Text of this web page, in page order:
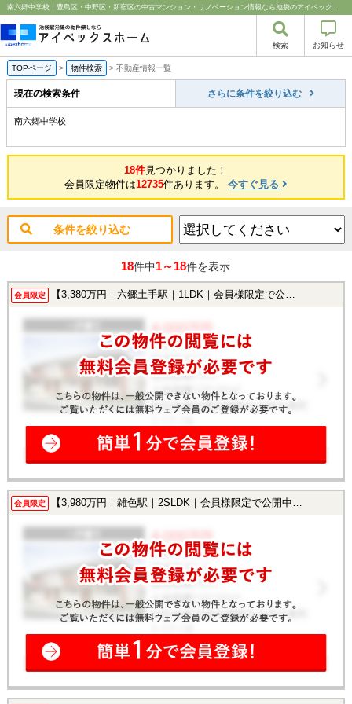
南六郷中学校｜豊島区・中野区・新宿区の中古マンション・リノベーション情報なら池袋のアイベックスホーム！
検索 お知らせ
TOPページ > 物件検索 > 不動産情報一覧
現在の検索条件 さらに条件を絞り込む
南六郷中学校
18件見つかりました！
会員限定物件は12735件あります。 今すぐ見る
条件を絞り込む
18件中1～18件を表示
会員限定 【3,380万円｜六郷土手駅｜1LDK｜会員様限定で公開中！】
会員限定 【3,980万円｜雑色駅｜2SLDK｜会員様限定で公開中！】